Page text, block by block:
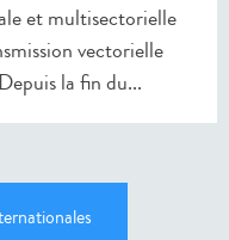
et multisectorielle
vectorielle
la fin du...